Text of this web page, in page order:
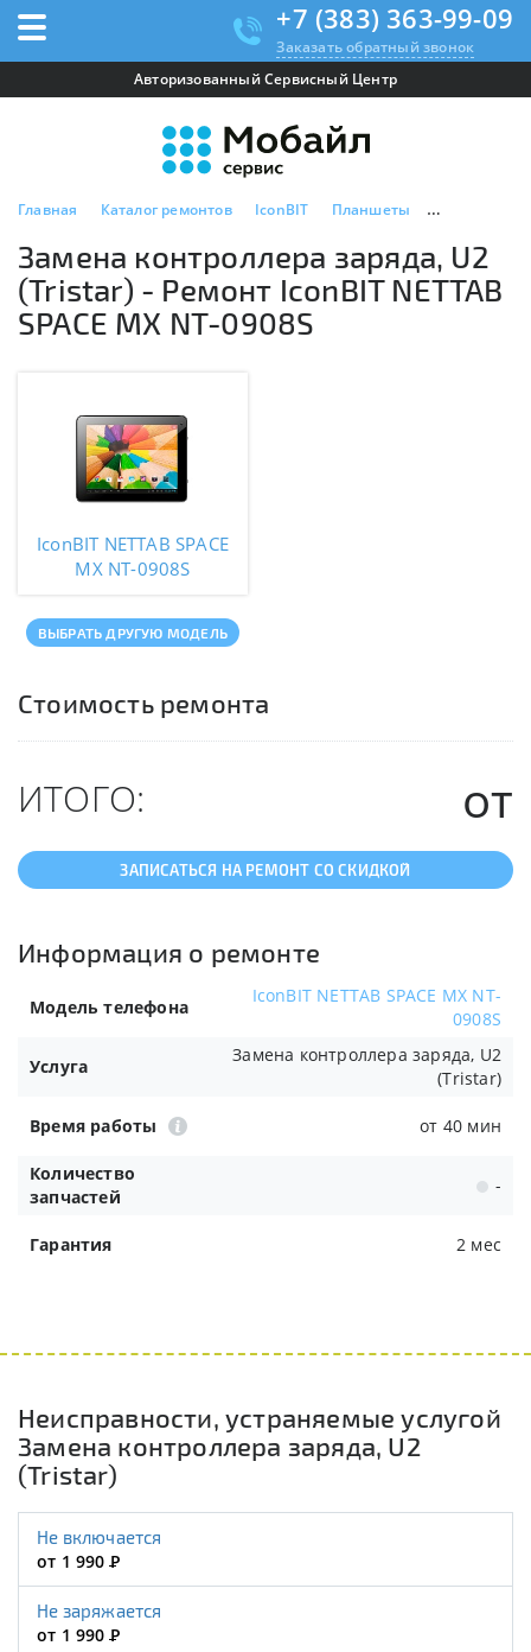
+7 (383) 363-99-09
Заказать обратный звонок
Авторизованный Сервисный Центр
Главная Каталог ремонтов IconBIT Планшеты IconBIT
Замена контроллера заряда, U2
(Tristar) - Ремонт IconBIT NETTAB
SPACE MX NT-0908S
IconBIT NETTAB SPACE
MX NT-0908S
ВЫБРАТЬ ДРУГУЮ МОДЕЛЬ
Стоимость ремонта
ИТОГО: от
ЗАПИСАТЬСЯ НА РЕМОНТ СО СКИДКОЙ
Информация о ремонте
Модель телефона
IconBIT NETTAB SPACE MX NT-
0908S
Услуга
Замена контроллера заряда, U2
(Tristar)
Время работы от 40 мин
Количество
запчастей
-
Гарантия 2 мес
Неисправности, устраняемые услугой
Замена контроллера заряда, U2
(Tristar)
Не включается
от 1 990Р
Не заряжается
от 1 990Р